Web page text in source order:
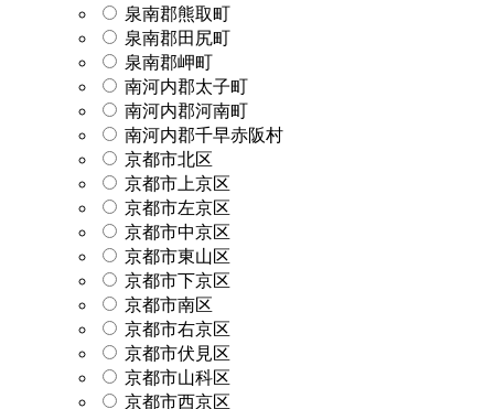
泉南郡熊取町
泉南郡田尻町
泉南郡岬町
南河内郡太子町
南河内郡河南町
南河内郡千早赤阪村
京都市北区
京都市上京区
京都市左京区
京都市中京区
京都市東山区
京都市下京区
京都市南区
京都市右京区
京都市伏見区
京都市山科区
京都市西京区